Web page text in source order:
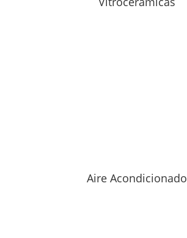
Aire Acondicionado